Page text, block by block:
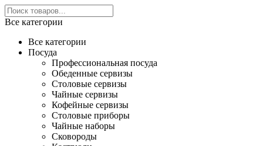
Все категории
Все категории
Посуда
Профессиональная посуда
Обеденные сервизы
Столовые сервизы
Чайные сервизы
Кофейные сервизы
Столовые приборы
Чайные наборы
Сковороды